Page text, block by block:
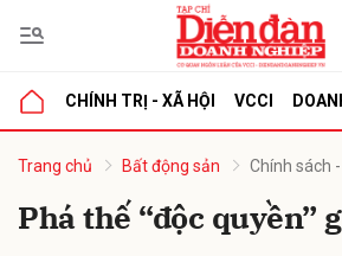
CHÍNH TRỊ - XÃ HỘI VCCI
Trang chủ Bất động sản Chính sách
Phá thế “độc quyền”
luận